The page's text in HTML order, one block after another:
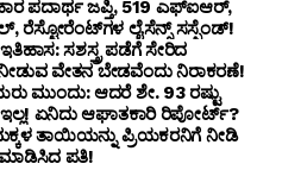
ಪದಾರ್ಥ ಜಪ್ತಿ, 519 ಎಫ್‌ಐಆರ್,
ಲೈಸೆನ್ಸ್ ಸಸ್ಪೆಂಡ್!
ಸಶಸ್ತ್ರ ಪಡೆಗೆ ಸೇರಿದ
ವೇತನ ಬೇಡವೆಂದು ನಿರಾಕರಣೆ!
ಮುಂದು: ಆದರೆ ಶೇ. 93 ರಷ್ಟು
ಏನಿದು ಆಘಾತಕಾರಿ ರಿಪೋರ್ಟ್?
ಮಕ್ಕಳ ತಾಯಿಯನ್ನು ಪ್ರಿಯಕರನಿಗೆ ನೀಡಿ
ಪತಿ!